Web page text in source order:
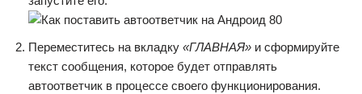
Переместитесь на вкладку «ГЛАВНАЯ» и сформируйте
текст сообщения, которое будет отправлять
автоответчик в процессе своего функционирования.